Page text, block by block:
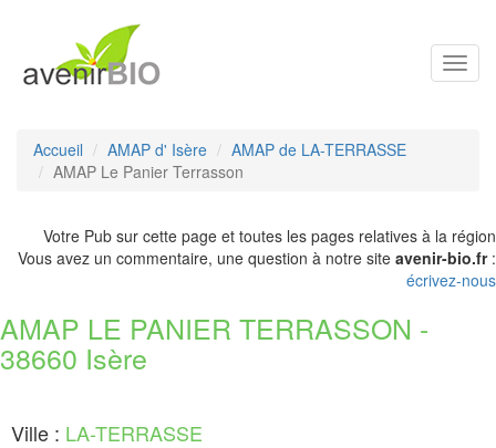
Accueil AMAP d' Isère
AMAP de LA-TERRASSE
AMAP Le Panier Terrasson
Votre Pub sur cette page et toutes les pages relatives à la région
Vous avez un commentaire, une question à notre site avenir-bio.fr:
écrivez-nous
AMAP LE PANIER TERRASSON -
38660 Isère
Ville : LA-TERRASSE